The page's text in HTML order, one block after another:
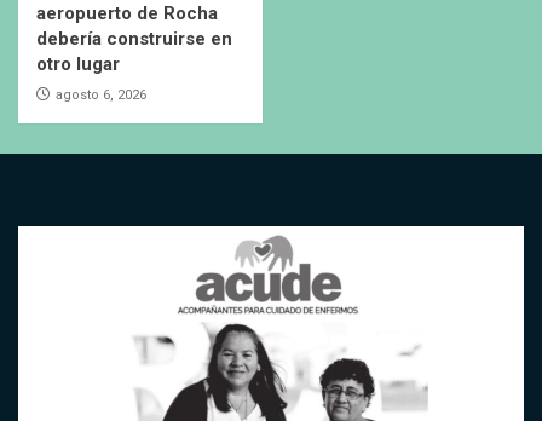
aeropuerto de Rocha
debería construirse en
otro lugar
agosto 6, 2026